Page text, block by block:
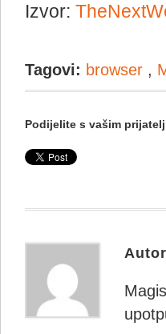
Izvor:
Tagovi: browser ,
Podijelite s vašim
Autor